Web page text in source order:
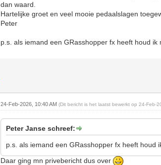
dan waard.
Hartelijke groet en veel mooie pedaalslagen
Peter
p.s. als iemand een GRasshopper fx heeft houd
24-Feb-2026, 10:40 AM(Dit bericht is het laatst bewerkt op 24-Feb-
Peter Janse schreef:
p.s. als iemand een GRasshopper fx heeft
Daar ging mn privebericht dus over